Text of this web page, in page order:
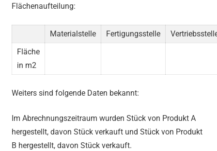
Flächenaufteilung:
Materialstelle Fertigungsstelle
Fläche
in m2
Weiters sind folgende Daten bekannt:
Im Abrechnungszeitraum wurden Stück von Produkt A
hergestellt, davon Stück verkauft und Stück von Produkt
B hergestellt, davon Stück verkauft.